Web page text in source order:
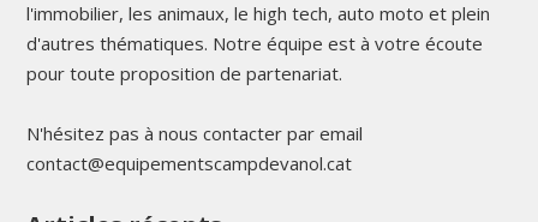
l'immobilier, les animaux, le high tech, auto moto et plein
d'autres thématiques. Notre équipe est à votre écoute
pour toute proposition de partenariat.
N'hésitez pas à nous contacter par email
contact@equipementscampdevanol.cat